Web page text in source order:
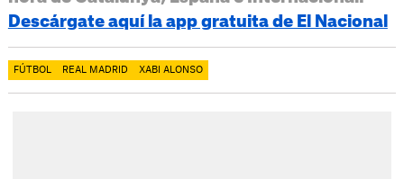
Descárgate aquí la app gratuita de El Nacional
FÚTBOL REAL MADRID XABI ALONSO